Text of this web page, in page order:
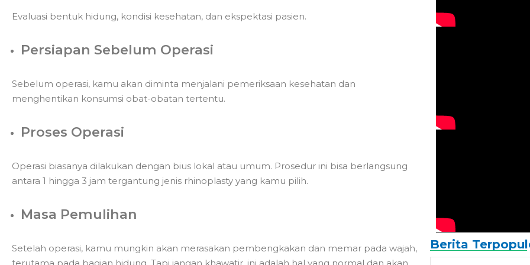
Evaluasi bentuk hidung, kondisi kesehatan, dan ekspektasi pasien.
Persiapan Sebelum Operasi
Sebelum operasi, kamu akan diminta menjalani pemeriksaan kesehatan dan
menghentikan konsumsi obat-obatan tertentu.
Proses Operasi
Operasi biasanya dilakukan dengan bius lokal atau umum. Prosedur ini bisa berlangsung
antara 1 hingga 3 jam tergantung jenis rhinoplasty yang kamu pilih.
Masa Pemulihan
Setelah operasi, kamu mungkin akan merasakan pembengkakan dan memar pada wajah,
Berita